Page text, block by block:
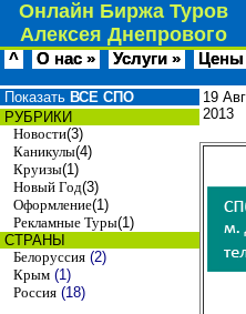
Онлайн Биржа Туров
Алексея Днепрового
^ О нас » Услуги » Цены
Показать ВСЕ СПО
РУБРИКИ
Новости(3)
Каникулы(4)
Круизы(1)
Новый Год(3)
Оформление(1)
Рекламные Туры(1)
СТРАНЫ
Белоруссия (2)
Крым (1)
Россия (18)
19 Авг
2013